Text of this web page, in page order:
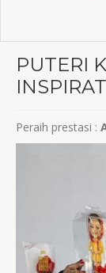
PUTERI
Peraih prestasi :